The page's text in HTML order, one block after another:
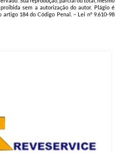
sem a autorização do autor. Plágio é
artigo 184 do Código Penal. – Lei n° 9.610-98